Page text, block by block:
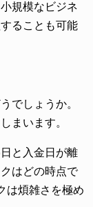
規模なビジネ
ることも可能
でしょうか。
まいます。
と入金日が離
はどの時点で
は煩雑さを極め